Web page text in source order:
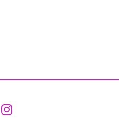
Aceder ao Facebook
Aceder ao